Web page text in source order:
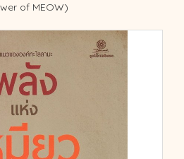
of MEOW)